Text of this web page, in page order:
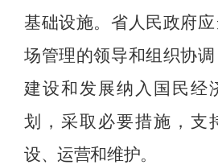
基础设施。省人民政府
场管理的领导和组织协
建设和发展纳入国民经
划，采取必要措施， 支
设、运营和维护。